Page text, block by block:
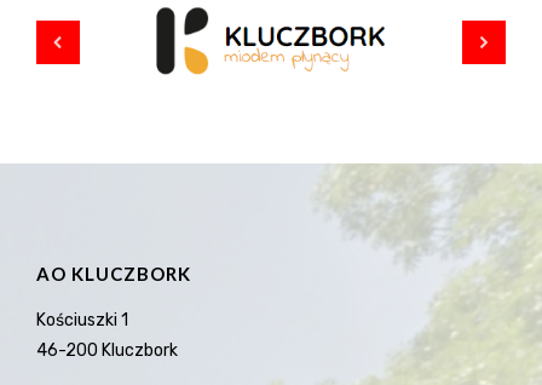
AO KLUCZBORK
Kościuszki 1
46-200 Kluczbork